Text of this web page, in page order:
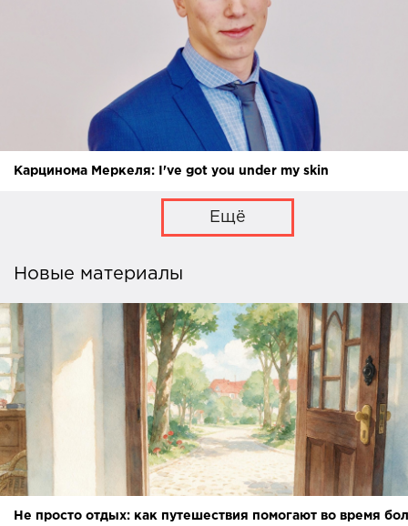
Карцинома Меркеля: I've got you under my skin
Ещё
Новые материалы
Не просто отдых: как путешествия помогают во время